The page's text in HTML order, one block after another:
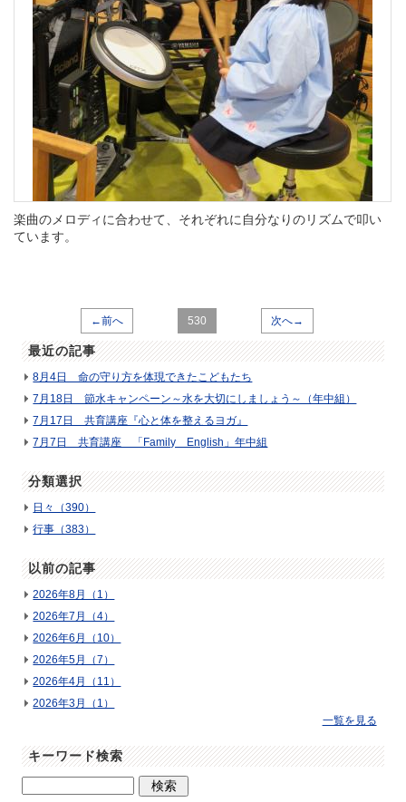
楽曲のメロディに合わせて、それぞれに自分なりのリズムで叩い
ています。
←前へ 530 次へ→
最近の記事
8月4日 命の守り方を体現できたこどもたち
7月18日 節水キャンペーン～水を大切にしましょう～（年中組）
7月17日 共育講座『心と体を整えるヨガ』
7月7日 共育講座 「Family English」年中組
分類選択
日々（390）
行事（383）
以前の記事
2026年8月（1）
2026年7月（4）
2026年6月（10）
2026年5月（7）
2026年4月（11）
2026年3月（1）
一覧を見る
キーワード検索